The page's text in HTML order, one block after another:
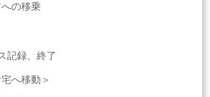
への移乗
記録、終了
へ移動＞